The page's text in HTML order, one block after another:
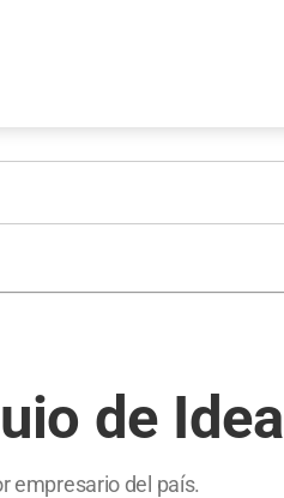
de Idea
empresario del país.